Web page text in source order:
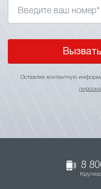
Оставляя контактную
8